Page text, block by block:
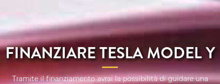
FINANZIARE TESLA MODEL Y
Tramite il finanziamento avrai la possibilità di guidare una